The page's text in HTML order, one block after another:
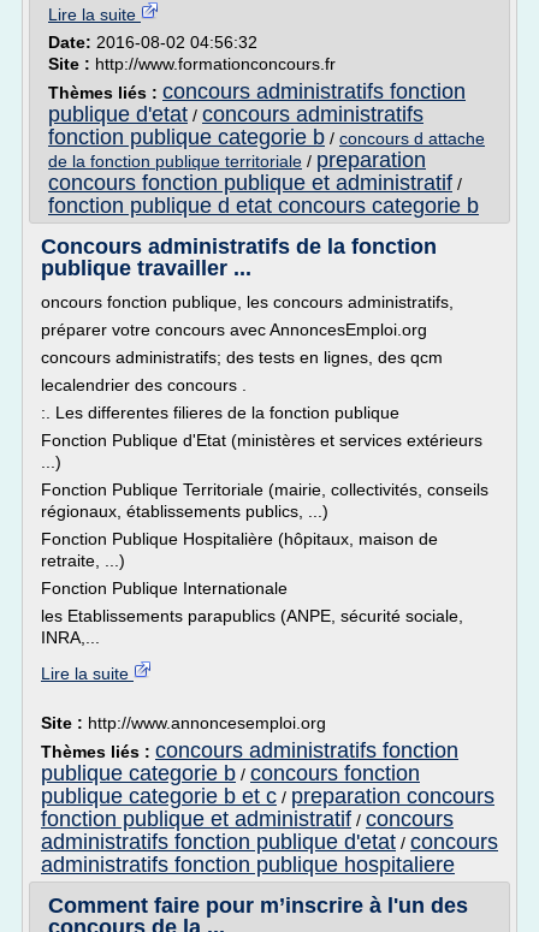
Lire la suite
Date: 2016-08-02 04:56:32
Site : http://www.formationconcours.fr
Thèmes liés : concours administratifs fonction
publique d'etat / concours administratifs
fonction publique categorie b / concours d attache
de la fonction publique territoriale / preparation
concours fonction publique et administratif /
fonction publique d etat concours categorie b
Concours administratifs de la fonction
publique travailler ...
oncours fonction publique, les concours administratifs,
préparer votre concours avec AnnoncesEmploi.org
concours administratifs; des tests en lignes, des qcm
lecalendrier des concours .
:. Les differentes filieres de la fonction publique
Fonction Publique d'Etat (ministères et services extérieurs
...)
Fonction Publique Territoriale (mairie, collectivités, conseils
régionaux, établissements publics, ...)
Fonction Publique Hospitalière (hôpitaux, maison de
retraite, ...)
Fonction Publique Internationale
les Etablissements parapublics (ANPE, sécurité sociale,
INRA,...
Lire la suite
Site : http://www.annoncesemploi.org
Thèmes liés : concours administratifs fonction
publique categorie b / concours fonction
publique categorie b et c / preparation concours
fonction publique et administratif / concours
administratifs fonction publique d'etat / concours
administratifs fonction publique hospitaliere
Comment faire pour m’inscrire à l'un des
concours de la ...